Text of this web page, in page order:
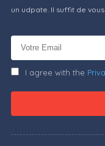
un udpate. Il suffit de
I agree with the